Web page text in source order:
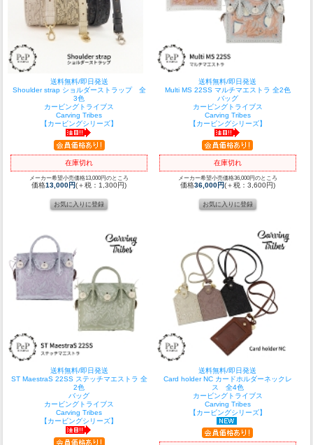
送料無料/即日発送
Shoulder strap ショルダーストラップ 全
3色
カービングトライブス
Carving Tribes
【カービングシリーズ】
在庫切れ
メーカー希望小売価格13,000円のところ
価格13,000円(＋税：1,300円)
送料無料/即日発送
Multi MS 22SS マルチマエストラ 全2色
バッグ
カービングトライブス
Carving Tribes
【カービングシリーズ】
在庫切れ
メーカー希望小売価格36,000円のところ
価格36,000円(＋税：3,600円)
送料無料/即日発送
ST MaestraS 22SS ステッチマエストラ 全
2色
バッグ
カービングトライブス
Carving Tribes
【カービングシリーズ】
送料無料/即日発送
Card holder NC カードホルダーネックレ
ス 全4色
カービングトライブス
Carving Tribes
【カービングシリーズ】